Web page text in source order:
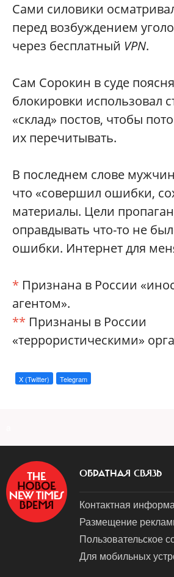
Сами силовики
перед возбуждением
через бесплатный VPN.
Сам Сорокин в суде
блокировки использовал
«склад» постов, чтобы
их перечитывать.
В последнем слове
что «совершил ошибки,
материалы. Цели
оправдывать что-то не
ошибки. Интернет для
* Признана в России
агентом».
** Признаны в России
«террористическими»
X (Twitter) Telegram
ОБРАТНАЯ СВЯЗЬ
Контактная
Размещение
Пользовательское
Для мобильных